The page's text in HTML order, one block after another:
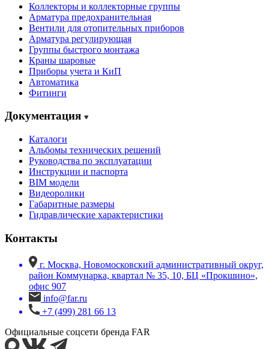
Коллекторы и коллекторные группы
Арматура предохранительная
Вентили для отопительных приборов
Арматура регулирующая
Группы быстрого монтажа
Краны шаровые
Приборы учета и КиП
Автоматика
Фитинги
Документация
Каталоги
Альбомы технических решений
Руководства по эксплуатации
Инструкции и паспорта
BIM модели
Видеоролики
Габаритные размеры
Гидравлические характеристики
Контакты
г. Москва, Новомосковский административный округ,
район Коммунарка, квартал № 35, 10, БЦ «Прокшино»,
офис 907
info@far.ru
+7 (499) 281 66 13
Официальные соцсети бренда FAR